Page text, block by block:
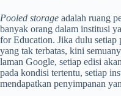
Pooled storage adalah ruang
banyak orang dalam institusi
for Education. Jika dulu setiap
yang tak terbatas, kini
laman Google, setiap edisi
pada kondisi tertentu, setiap
mendapatkan penyimpanan